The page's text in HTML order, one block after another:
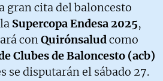
gran cita del baloncesto
Supercopa Endesa 2025,
conQuirónsaludcomo
Clubes de Baloncesto (acb)
se disputarán el sábado 27.